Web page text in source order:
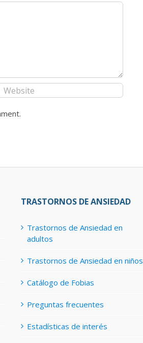
TRASTORNOS DE ANSIEDAD
Trastornos de Ansiedad en
adultos
Trastornos de Ansiedad en niños
Catálogo de Fobias
Preguntas frecuentes
Estadísticas de interés